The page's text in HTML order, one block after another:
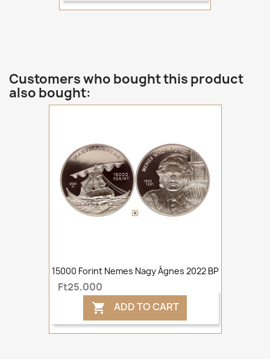
Customers who bought this product
also bought:
15000 Forint Nemes Nagy Ágnes 2022 BP
Ft25,000
 ADD TO CART